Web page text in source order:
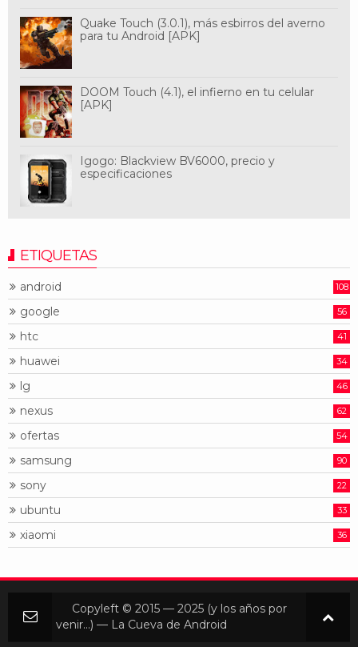
Quake Touch (3.0.1), más esbirros del averno
para tu Android [APK]
DOOM Touch (4.1), el infierno en tu celular
[APK]
Igogo: Blackview BV6000, precio y
especificaciones
ETIQUETAS
android 108
google 56
htc 41
huawei 34
lg 46
nexus 62
ofertas 54
samsung 90
sony 22
ubuntu 33
xiaomi 36
Copyleft © 2015 — 2025 (y los años por
venir...) — La Cueva de Android